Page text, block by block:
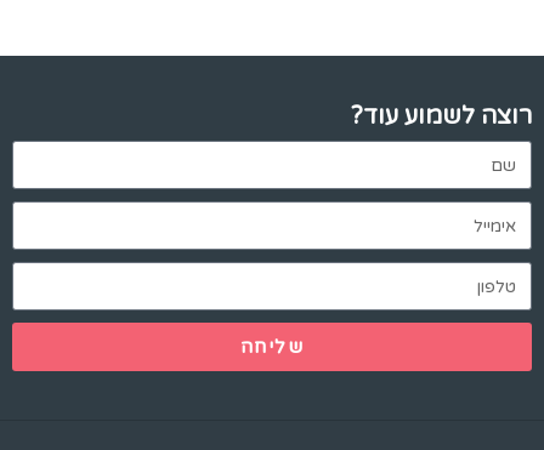
רוצה לשמוע עוד?
שליחה